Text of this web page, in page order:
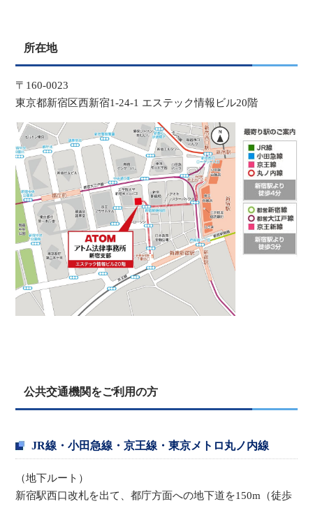
所在地
〒160-0023
東京都新宿区西新宿1-24-1 エステック情報ビル20階
公共交通機関をご利用の方
JR線・小田急線・京王線・東京メトロ丸ノ内線
（地下ルート）
新宿駅西口改札を出て、都庁方面への地下道を150m（徒歩